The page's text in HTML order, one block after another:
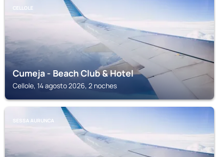
CELLOLE
Cumeja - Beach Club & Hotel
Cellole, 14 agosto 2026, 2 noches
SESSA AURUNCA